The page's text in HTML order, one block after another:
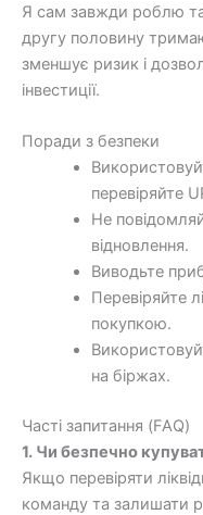
Я сам завжди роблю
другу половину
зменшує ризик і
інвестиції.
Поради з безпеки
перевіряйте
Не
відновлення.
Виводьте
Перевіряйте
покупкою.
на біржах.
Часті запитання (FAQ)
1. Чи безпечно
Якщо перевіряти
команду та залишати